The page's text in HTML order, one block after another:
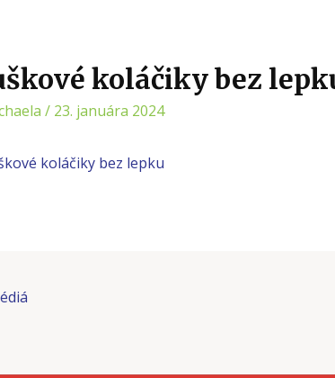
koláčiky bez
/ 23. januára 2024